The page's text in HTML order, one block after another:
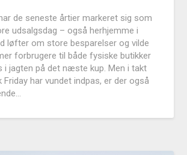
de seneste årtier markeret sig som
udsalgsdag – også herhjemme i
løfter om store besparelser og vilde
forbrugere til både fysiske butikker
i jagten på det næste kup. Men i takt
Friday har vundet indpas, er der også